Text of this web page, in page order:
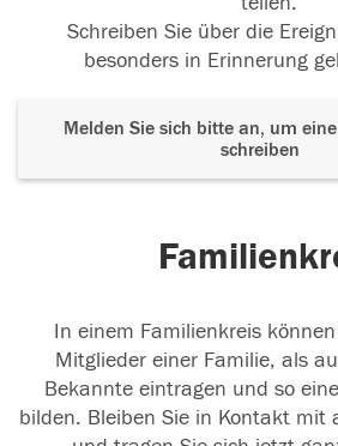
Schreiben Sie über die
besonders in Erinnerung
Melden Sie sich bitte an, um
schreiben
In einem Familienkreis
Mitglieder einer Familie, als
Bekannte eintragen und so
bilden. Bleiben Sie in Kontakt mit